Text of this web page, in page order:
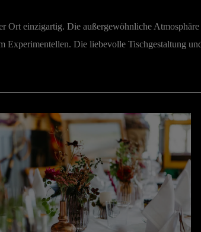
Ort einzigartig. Die außergewöhnliche
Experimentellen. Die liebevolle Tischgestaltung